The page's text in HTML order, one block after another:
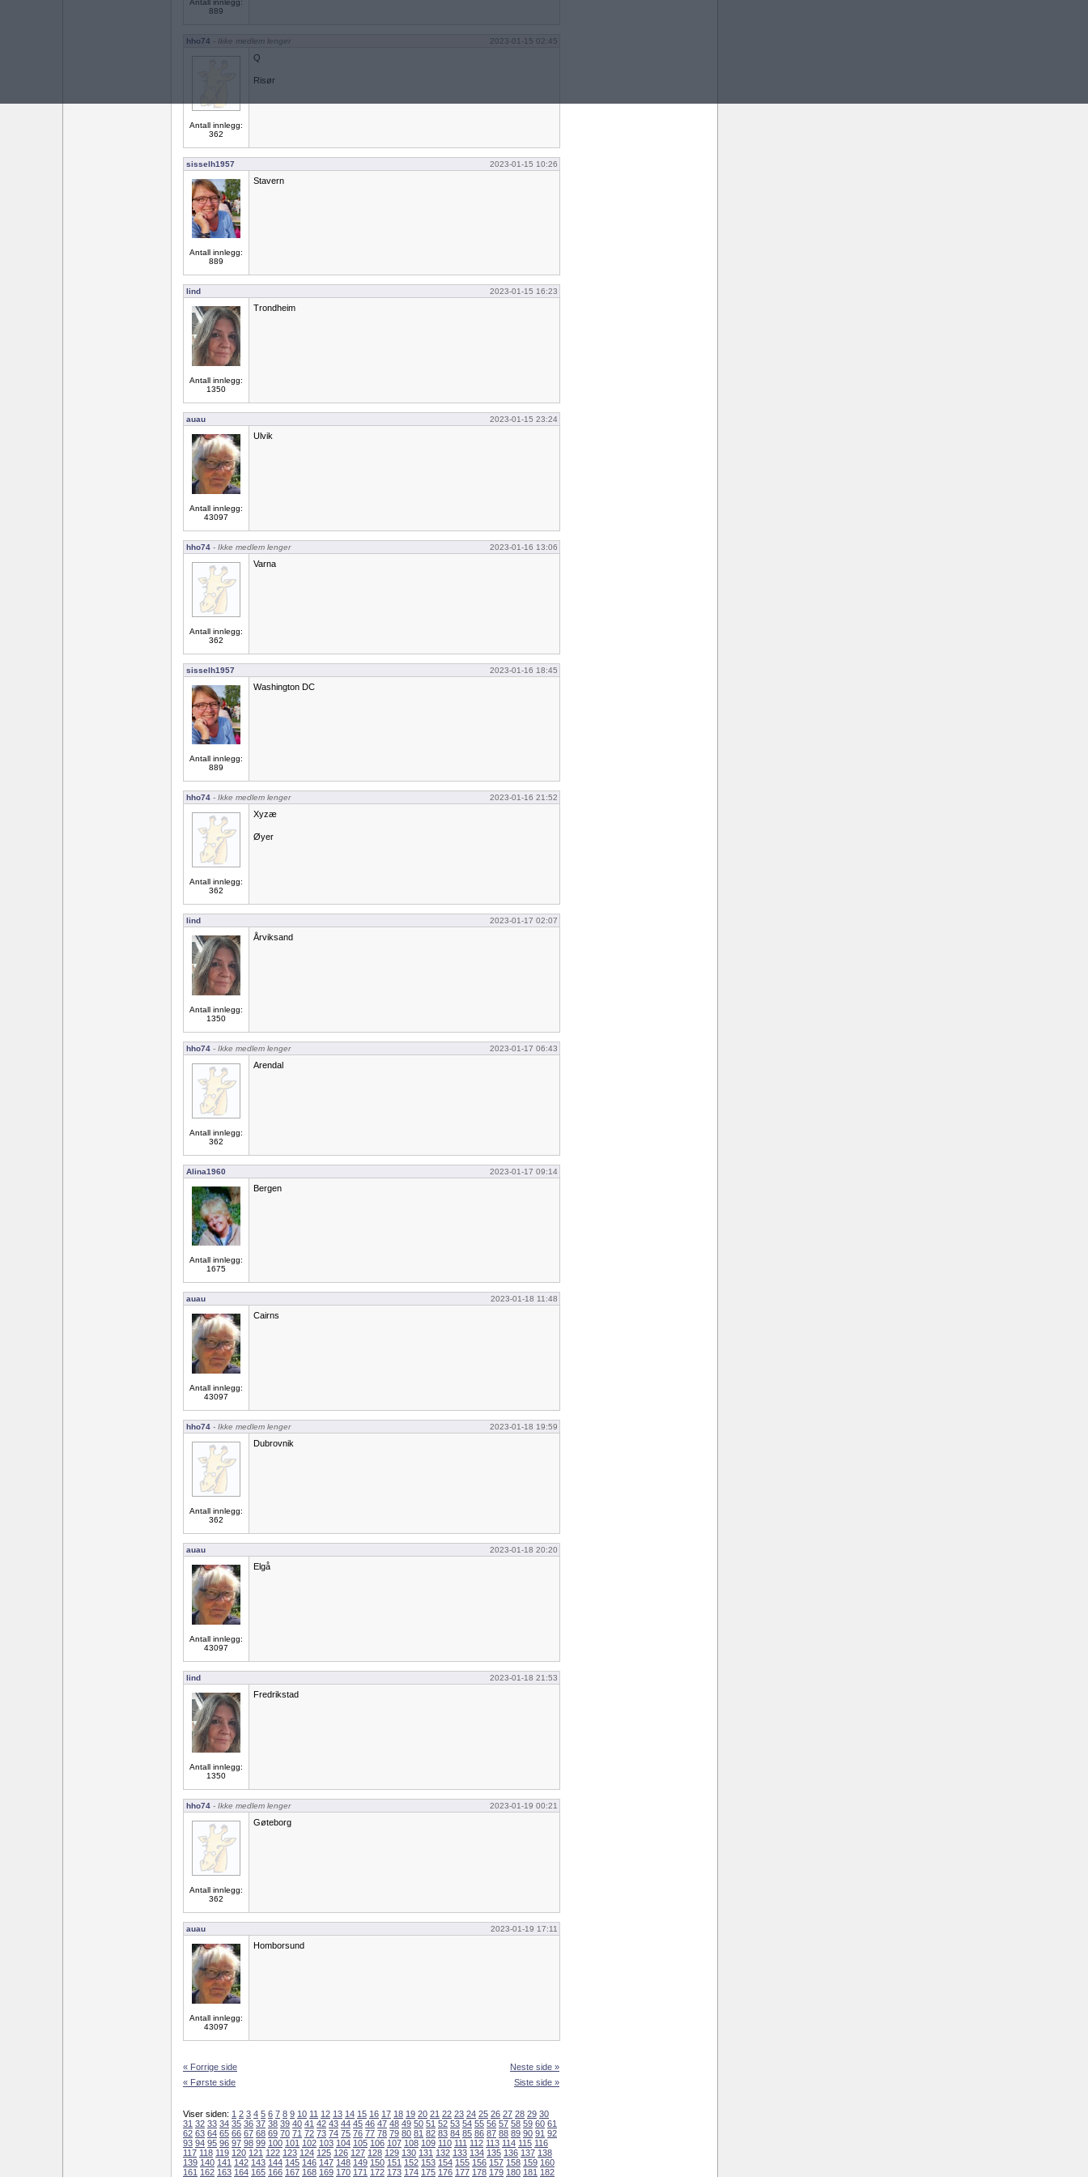
Antall innlegg:
889
hho74 - Ikke medlem lenger 2023-01-15 02:45
Antall innlegg:
362
Q
Risør
sisselh1957 2023-01-15 10:26
Antall innlegg:
889
Stavern
lind 2023-01-15 16:23
Antall innlegg:
1350
Trondheim
auau 2023-01-15 23:24
Antall innlegg:
43097
Ulvik
hho74 - Ikke medlem lenger 2023-01-16 13:06
Antall innlegg:
362
Varna
sisselh1957 2023-01-16 18:45
Antall innlegg:
889
Washington DC
hho74 - Ikke medlem lenger 2023-01-16 21:52
Antall innlegg:
362
Xyzæ
Øyer
lind 2023-01-17 02:07
Antall innlegg:
1350
Årviksand
hho74 - Ikke medlem lenger 2023-01-17 06:43
Antall innlegg:
362
Arendal
Alina1960 2023-01-17 09:14
Antall innlegg:
1675
Bergen
auau 2023-01-18 11:48
Antall innlegg:
43097
Cairns
hho74 - Ikke medlem lenger 2023-01-18 19:59
Antall innlegg:
362
Dubrovnik
auau 2023-01-18 20:20
Antall innlegg:
43097
Elgå
lind 2023-01-18 21:53
Antall innlegg:
1350
Fredrikstad
hho74 - Ikke medlem lenger 2023-01-19 00:21
Antall innlegg:
362
Gøteborg
auau 2023-01-19 17:11
Antall innlegg:
43097
Homborsund
« Forrige side
« Første side
Neste side »
Siste side »
Viser siden: 1 2 3 4 5 6 7 8 9 10 11 12 13 14 15 16 17 18 19 20 21 22 23 24 25 26 27 28 29 30
31 32 33 34 35 36 37 38 39 40 41 42 43 44 45 46 47 48 49 50 51 52 53 54 55 56 57 58 59 60 61
62 63 64 65 66 67 68 69 70 71 72 73 74 75 76 77 78 79 80 81 82 83 84 85 86 87 88 89 90 91 92
93 94 95 96 97 98 99 100 101 102 103 104 105 106 107 108 109 110 111 112 113 114 115 116
117 118 119 120 121 122 123 124 125 126 127 128 129 130 131 132 133 134 135 136 137 138
139 140 141 142 143 144 145 146 147 148 149 150 151 152 153 154 155 156 157 158 159 160
161 162 163 164 165 166 167 168 169 170 171 172 173 174 175 176 177 178 179 180 181 182